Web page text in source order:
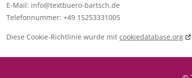
E-Mail: info@textbuero-bartsch.de
Telefonnummer: +49 15253331005
Diese Cookie-Richtlinie wurde mitcookiedatabase.org